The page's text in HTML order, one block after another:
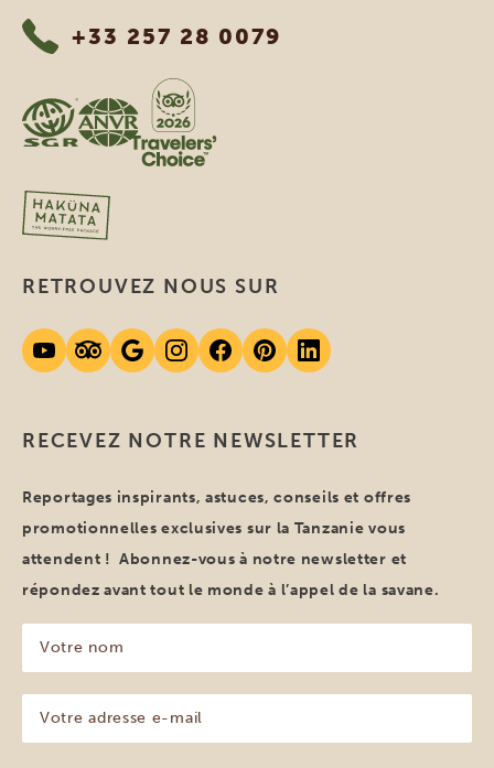
+33 257 28 0079
RECEVEZ NOTRE NEWSLETTER
Reportages inspirants, astuces, conseils et offres
promotionnelles exclusives sur la Tanzanie vous
attendent ! Abonnez-vous à notre newsletter et
répondez avant tout le monde à l’appel de la savane.
nom
(Nécessaire)
adresse
e-
RETROUVEZ NOUS SUR